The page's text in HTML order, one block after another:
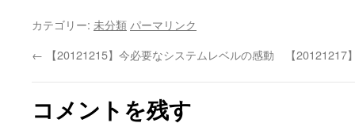
カテゴリー: 未分類 パーマリンク
← 【20121215】今必要なシステムレベルの感動 【
コメントを残す